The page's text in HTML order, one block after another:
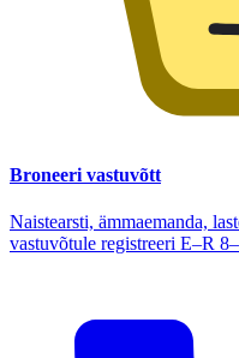
Broneeri vastuvõtt
Naistearsti, ämmaemanda,
vastuvõtule registreeri E–R